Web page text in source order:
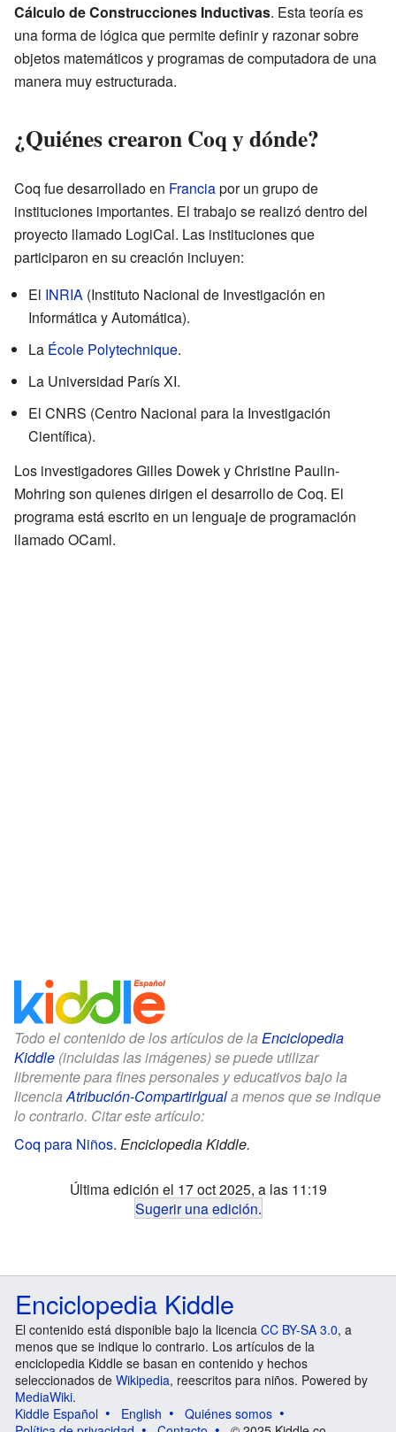
Cálculo de Construcciones Inductivas. Esta teoría es
una forma de lógica que permite definir y razonar sobre
objetos matemáticos y programas de computadora de una
manera muy estructurada.
¿Quiénes crearon Coq y dónde?
Coq fue desarrollado en Franciapor un grupo de
instituciones importantes. El trabajo se realizó dentro del
proyecto llamado LogiCal. Las instituciones que
participaron en su creación incluyen:
El INRIA (Instituto Nacional de Investigación en
Informática y Automática).
La École Polytechnique.
La Universidad París XI.
El CNRS (Centro Nacional para la Investigación
Científica).
Los investigadores Gilles Dowek y Christine Paulin-
Mohring son quienes dirigen el desarrollo de Coq. El
programa está escrito en un lenguaje de programación
llamado OCaml.
Todo el contenido de los artículos de la Enciclopedia
Kiddle (incluidas las imágenes) se puede utilizar
libremente para fines personales y educativos bajo la
licenciaAtribución-CompartirIguala menos que se indique
lo contrario. Citar este artículo:
Coq para Niños. Enciclopedia Kiddle.
Última edición el 17 oct 2025, a las 11:19
Sugerir una edición.
Enciclopedia Kiddle
El contenido está disponible bajo la licencia CC BY-SA 3.0, a
menos que se indique lo contrario. Los artículos de la
enciclopedia Kiddle se basan en contenido y hechos
seleccionados de Wikipedia, reescritos para niños. Powered by
MediaWiki.
Kiddle Español
English
Quiénes somos